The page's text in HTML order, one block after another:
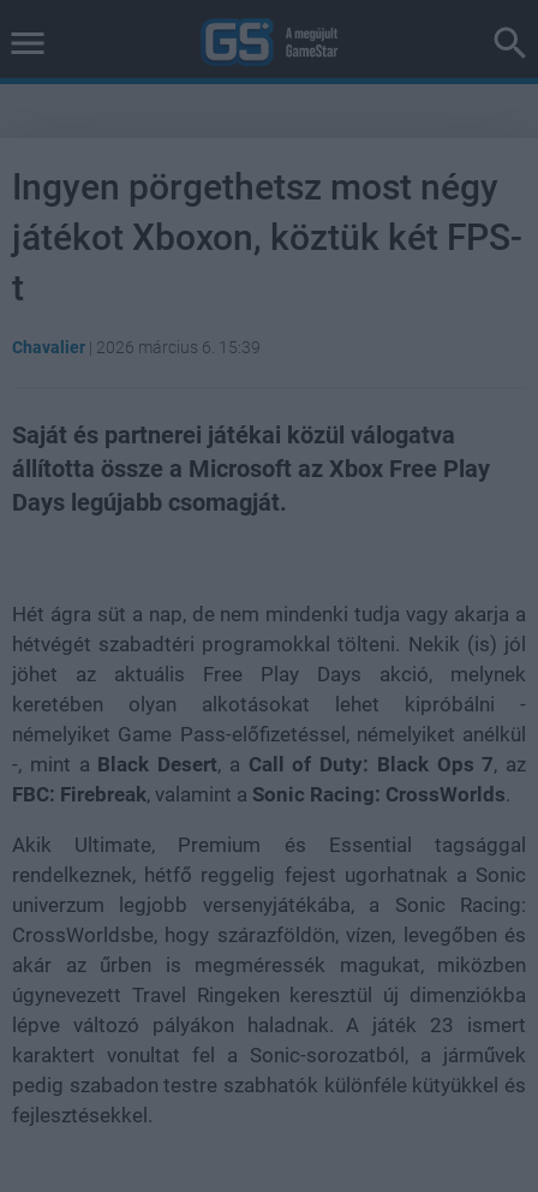
Ingyen pörgethetsz most négy
játékot Xboxon, köztük két FPS-
t
Chavalier | 2026 március 6. 15:39
Saját és partnerei játékai közül válogatva
állította össze a Microsoft az Xbox Free Play
Days legújabb csomagját.
Hét ágra süt a nap, de nem mindenki tudja vagy akarja a
hétvégét szabadtéri programokkal tölteni. Nekik (is) jól
jöhet az aktuális Free Play Days akció, melynek
keretében olyan alkotásokat lehet kipróbálni -
némelyiket Game Pass-előfizetéssel, némelyiket anélkül
-, mint a Black Desert, a Call of Duty: Black Ops 7, az
FBC: Firebreak, valamint a Sonic Racing: CrossWorlds.
Akik Ultimate, Premium és Essential tagsággal
rendelkeznek, hétfő reggelig fejest ugorhatnak a Sonic
univerzum legjobb versenyjátékába, a Sonic Racing:
CrossWorldsbe, hogy szárazföldön, vízen, levegőben és
akár az űrben is megméressék magukat, miközben
úgynevezett Travel Ringeken keresztül új dimenziókba
lépve változó pályákon haladnak. A játék 23 ismert
karaktert vonultat fel a Sonic-sorozatból, a járművek
pedig szabadon testre szabhatók különféle kütyükkel és
fejlesztésekkel.